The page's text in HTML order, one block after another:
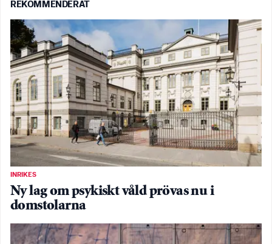
REKOMMENDERAT
INRIKES
Ny lag om psykiskt våld prövas nu i
domstolarna